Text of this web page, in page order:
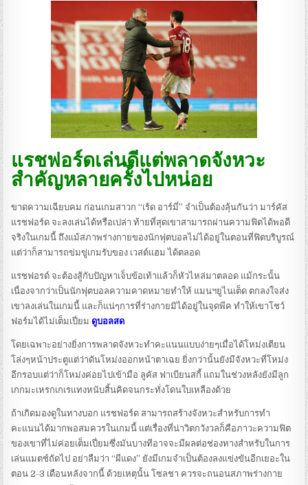
แรชฟอร์ดเล่นดีแต่พลาดจังหวะ
สำคัญหลายครั้งไปหน่อย
ขาดความเฉียบคม ก่อนเกมสาวก “เร้ด อาร์มี่” จำเป็นต้องลุ้นกันว่า มาร์คัส
แรชฟอร์ด จะลงเล่นได้หรือเปล่า ท้ายที่สุดเขาสามารถผ่านความฟิตได้พอดี
จริงในเกมนี้ ถึงแม้สภาพร่างกายของนักฟุตบอลไม่ได้อยู่ในตอนที่ฟิตบริบูรณ์
แต่ว่าก็สามารถข่มขู่เกมรับของ เวสต์แฮม ได้ตลอด
แรชฟอรด์ จะต้องสู้กับปัญหาเจ็บข้อเท้าแล้วก็หัวไหล่มาตลอด แม้กระนั้น
เนื่องจากว่าเป็นนักฟุตบอลความคาดหมายทำให้ แมนฯยูไนเต็ด ตกลงใจส่ง
เขาลงเล่นในเกมนี้ และก็แน่ๆการที่ร่างกายมิได้อยู่ในจุดพีค ทำให้เขาโชว์
ฟอร์มได้ไม่เต็มเปี่ยม ดูบอลสด
โดยเฉพาะอย่างยิ่งการพลาดจังหวะทำคะแนนแบบง่ายๆเมื่อได้โหม่งเตียน
โล่งๆหน้าประตูแต่ว่าดันโหม่งออกหน้าตาเฉย ยิ่งกว่านั้นยังมีจังหวะที่โหม่ง
อีกรอบแต่ว่าก็โหม่งค่อยไปเข้ามือ ลูคัส ฟาเบียนสกี้ แถมในช่วงหลังยังมีลูก
เกกมะเหรกเกเรแทงหนับสิ้นคิดจนกระทั่งโดนใบเหลืองด้วย
ถ้าเกิดมองดูในทางบอก แรชฟอร์ด สามารถสร้างจังหวะสำหรับการทำ
คะแนนได้มากพอสมควรในเกมนี้ แต่เรื่องที่น่าวิตกวังวลก็คือภาวะความฟิต
ของเขาที่ไม่ค่อยเต็มเปี่ยมซึ่งมันบางทีอาจจะมีผลต่อช่องทางสำหรับในการ
เล่นแมตช์ถัดไป อย่าลืมว่า “ผีแดง” ยังมีเกมจำเป็นต้องลงแข่งขันอีกเยอะใน
ตอน 2-3 เดือนหลังจากนี้ ด้วยเหตุนั้น โซลชา ควรจะถนอนสภาพร่างกาย